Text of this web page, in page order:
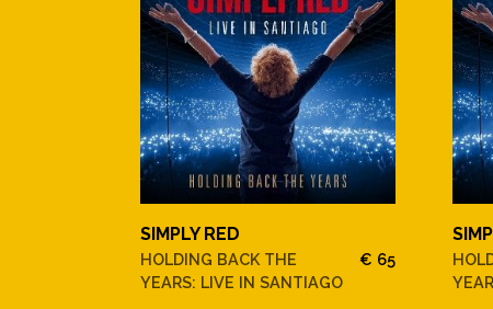
SIMPLY RED
HOLDING BACK THE
YEARS: LIVE IN SANTIAGO
€ 65